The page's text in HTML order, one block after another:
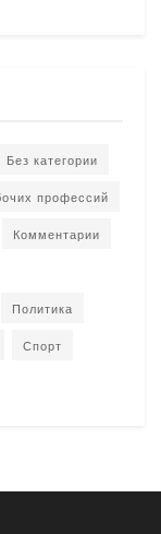
Без категории
профессий
Комментарии
Политика
Спорт